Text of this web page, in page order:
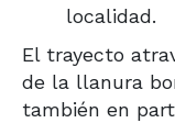
localidad.
El trayecto
de la llanura
también en